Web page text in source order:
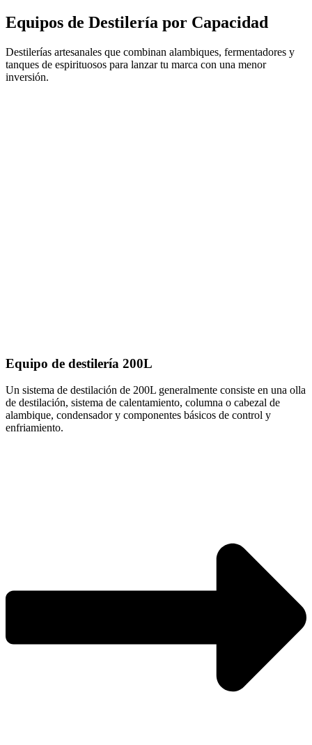
Equipos de Destilería por Capacidad
Destilerías artesanales que combinan alambiques, fermentadores y
tanques de espirituosos para lanzar tu marca con una menor
inversión.
Equipo de destilería 200L
Un sistema de destilación de 200L generalmente consiste en una olla
de destilación, sistema de calentamiento, columna o cabezal de
alambique, condensador y componentes básicos de control y
enfriamiento.